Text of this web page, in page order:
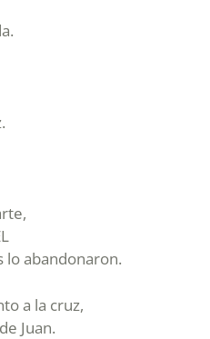
lo abandonaron.
a la cruz,
Juan.